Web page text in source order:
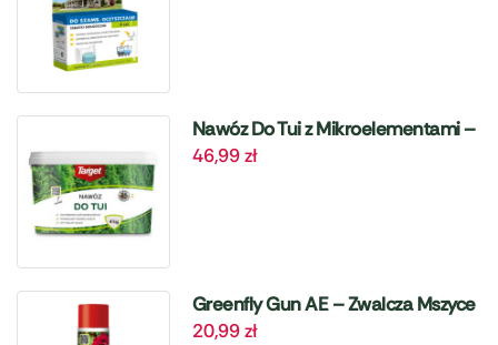
Nawóz Do Tui z Mikroelementami –
4 kg Target
46,99zł
Greenfly Gun AE – Zwalcza Mszyce
– 405 ml Target
20,99zł